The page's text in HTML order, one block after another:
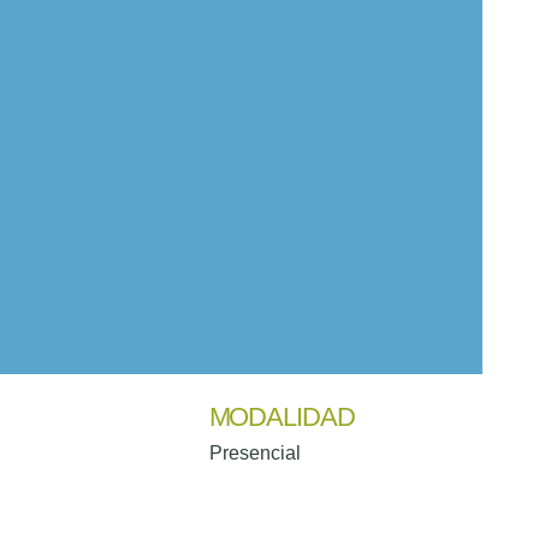
MODALIDAD
Presencial